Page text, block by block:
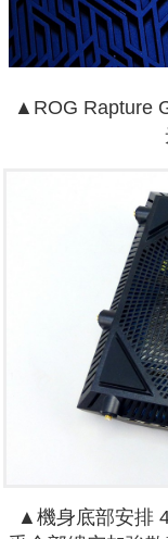
▲ROG Rapture
▲機身底部安排